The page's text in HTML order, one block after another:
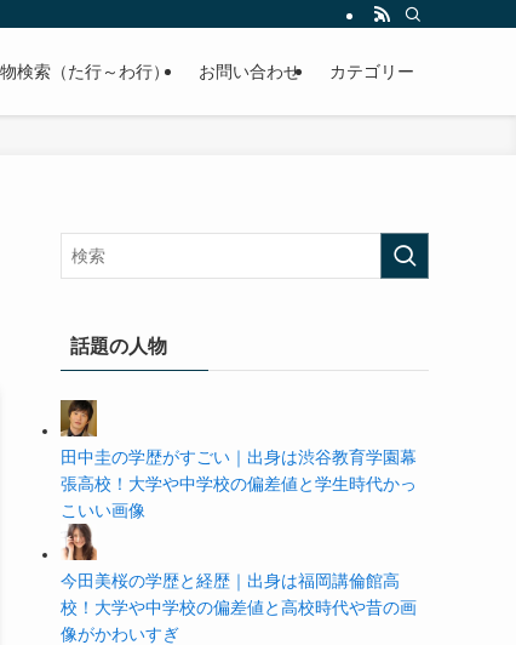
高校・大学の偏差値まで紹介していきます。
検索（た行～わ行） お問い合わせ カテゴリー
話題の人物
田中圭の学歴がすごい｜出身は渋谷教育学園幕
張高校！大学や中学校の偏差値と学生時代かっ
こいい画像
今田美桜の学歴と経歴｜出身は福岡講倫館高
校！大学や中学校の偏差値と高校時代や昔の画
像がかわいすぎ